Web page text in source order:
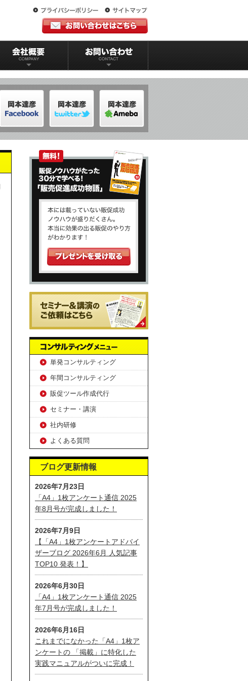
単発コンサルティング
年間コンサルティング
販促ツール作成代行
セミナー・講演
社内研修
よくある質問
ブログ更新情報
2026年7月23日
「A4」1枚アンケート通信 2025
年8月号が完成しました！
2026年7月9日
【「A4」1枚アンケートアドバイ
ザーブログ 2026年6月 人気記事
TOP10 発表！】
2026年6月30日
「A4」1枚アンケート通信 2025
年7月号が完成しました！
2026年6月16日
これまでになかった「A4」1枚ア
ンケートの 「掲載」に特化した
実践マニュアルがついに完成！